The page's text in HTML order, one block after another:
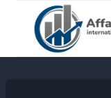
contenu